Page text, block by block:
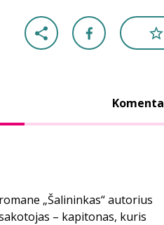
„Šalininkas“ autorius
– kapitonas, kuris